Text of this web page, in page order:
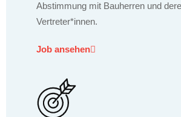
Abstimmung mit Bauherren und
Vertreter*innen.
Job ansehen